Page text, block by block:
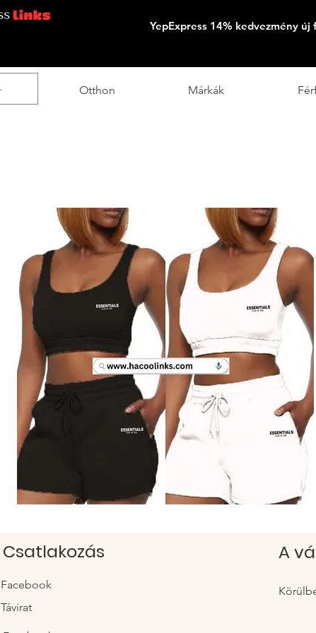
YepExpress 14% kedvezmény
Otthon Márkák
Csatlakozás
Facebook
Távirat
A